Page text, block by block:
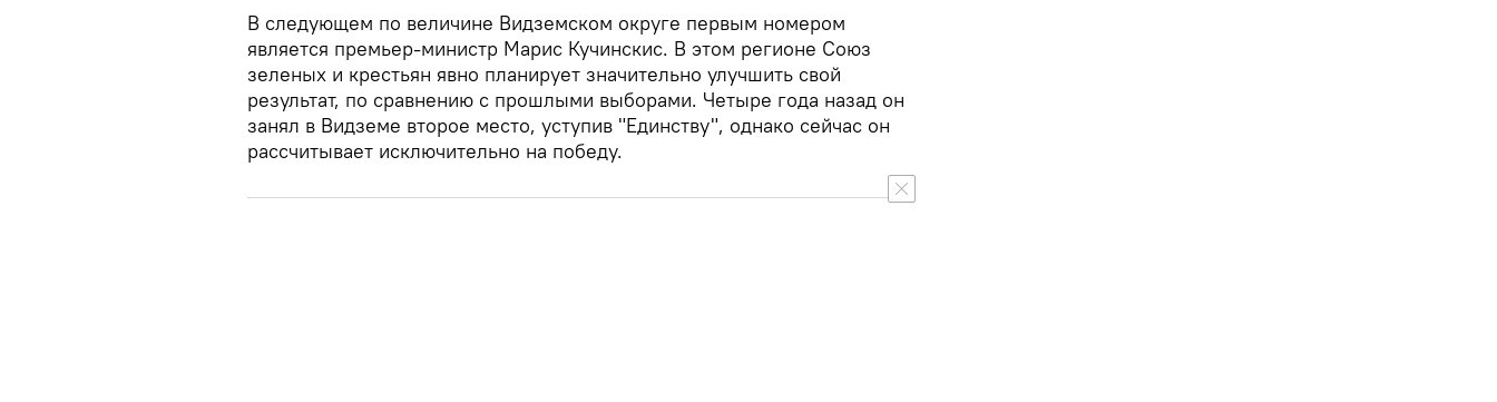
В следующем по величине Видземском округе первым номером
является премьер-министр Марис Кучинскис. В этом регионе Союз
зеленых и крестьян явно планирует значительно улучшить свой
результат, по сравнению с прошлыми выборами. Четыре года назад он
занял в Видземе второе место, уступив "Единству", однако сейчас он
рассчитывает исключительно на победу.